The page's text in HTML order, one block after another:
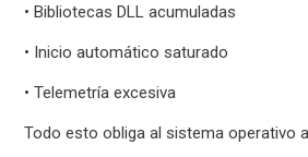
• Bibliotecas DLL acumuladas
• Inicio automático saturado
• Telemetría excesiva
Todo esto obliga al sistema operativo